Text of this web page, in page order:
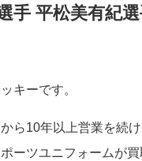
手 平松美有紀
キーです。
ら10年以上営業を続
ーツユニフォームが